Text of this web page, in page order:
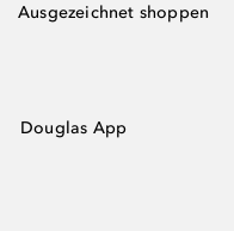
Ausgezeichnet shoppen
Douglas App